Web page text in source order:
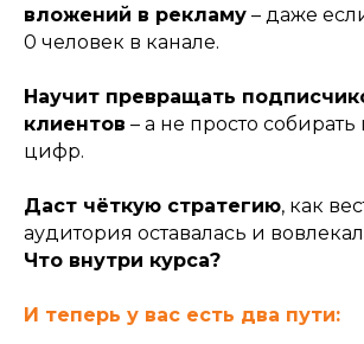
вложений в рекламу – даже
0 человек в канале.
Научит превращать
клиентов – а не просто
цифр.
Даст чёткую стратегию, как
аудитория оставалась и
Что внутри курса?
И теперь у вас есть два пути: